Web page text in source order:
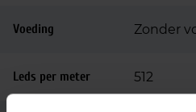
Voeding Zonder
Leds per meter 512